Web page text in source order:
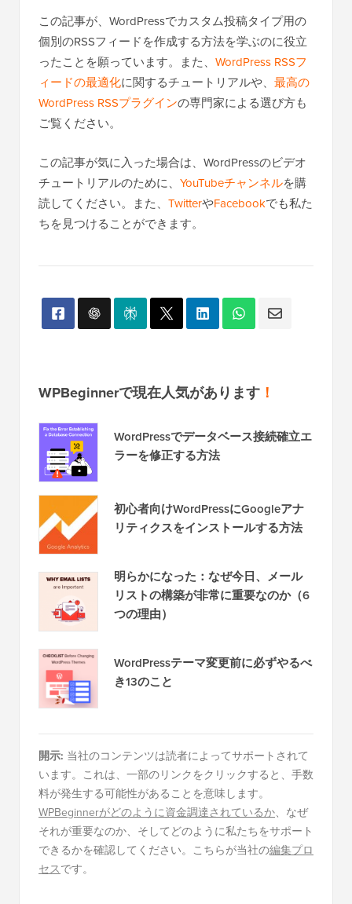
この記事が、WordPressでカスタム投稿タイプ用の
個別のRSSフィードを作成する方法を学ぶのに役立
ったことを願っています。また、 WordPress RSSフ
ィードの最適化に関するチュートリアルや、 最高の
WordPress RSSプラグインの専門家による選び方も
ご覧ください。
この記事が気に入った場合は、WordPressのビデオ
チュートリアルのために、 YouTubeチャンネルを購
読してください。また、 TwitterやFacebookでも私た
ちを見つけることができます。
WPBeginnerで現在人気があります ！
WordPressでデータベース接続確立エ
ラーを修正する方法
初心者向けWordPressにGoogleアナ
リティクスをインストールする方法
明らかになった：なぜ今日、メール
リストの構築が非常に重要なのか（6
つの理由）
WordPressテーマ変更前に必ずやるべ
き13のこと
開示: 当社のコンテンツは読者によってサポートされて
います。これは、一部のリンクをクリックすると、手数
料が発生する可能性があることを意味します。
WPBeginnerがどのように資金調達されているか、なぜ
それが重要なのか、そしてどのように私たちをサポート
できるかを確認してください。こちらが当社の編集プロ
セスです。